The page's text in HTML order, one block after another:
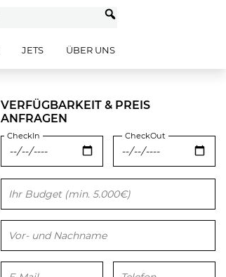
JETS ÜBER UNS
VERFÜGBARKEIT & PREIS
ANFRAGEN
CheckIn CheckOut
Bitte lasse dieses Feld leer.